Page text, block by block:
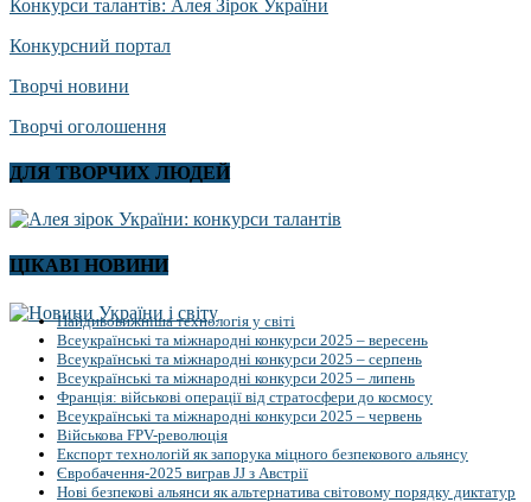
Конкурси талантів: Алея Зірок України
Конкурсний портал
Творчі новини
Творчі оголошення
ДЛЯ ТВОРЧИХ ЛЮДЕЙ
ЦІКАВІ НОВИНИ
Найдивовижніша технологія у світі
Всеукраїнські та міжнародні конкурси 2025 – вересень
Всеукраїнські та міжнародні конкурси 2025 – серпень
Всеукраїнські та міжнародні конкурси 2025 – липень
Франція: військові операції від стратосфери до космосу
Всеукраїнські та міжнародні конкурси 2025 – червень
Військова FPV-революція
Експорт технологій як запорука міцного безпекового альянсу
Євробачення-2025 виграв JJ з Австрії
Нові безпекові альянси як альтернатива світовому порядку диктатур